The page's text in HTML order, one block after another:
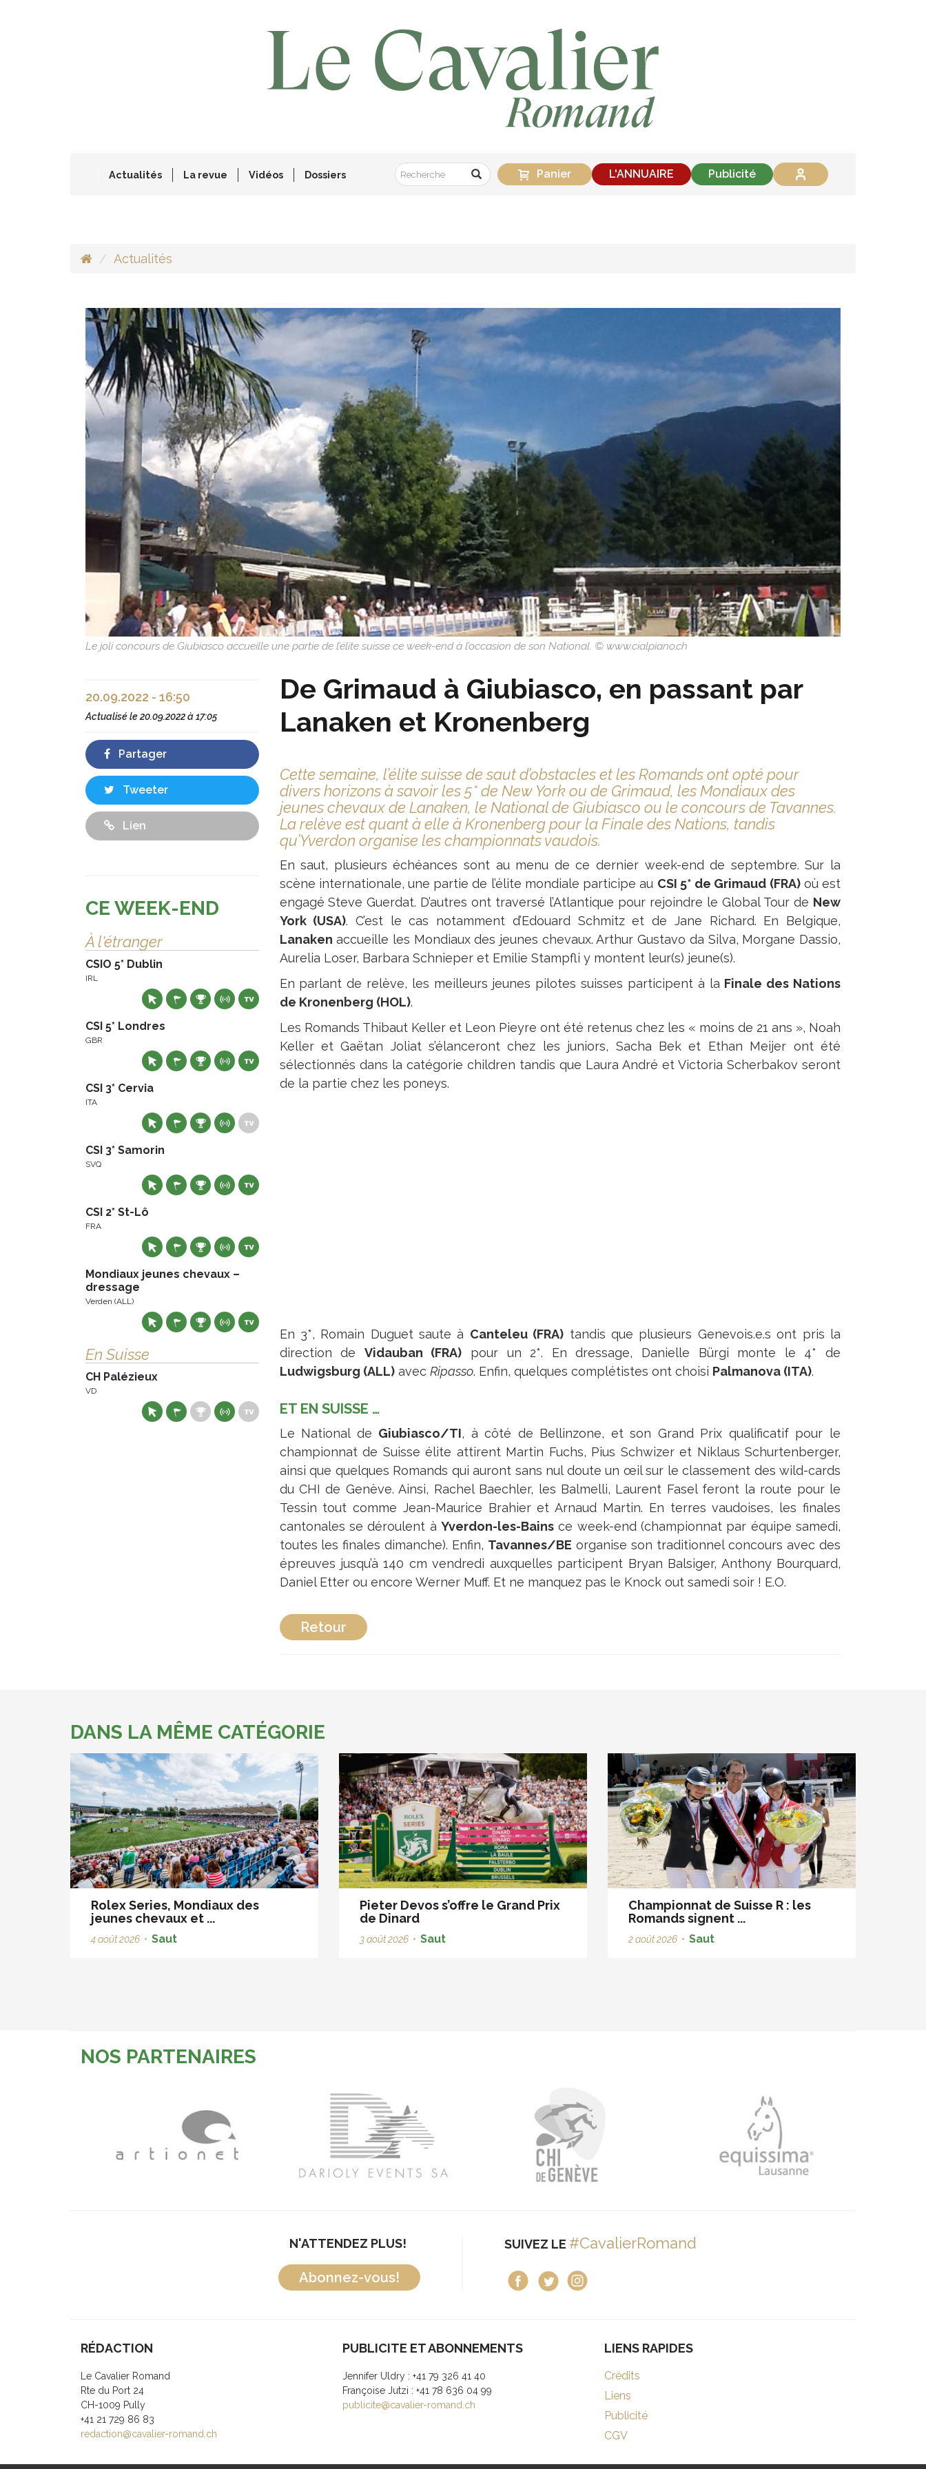
Actualités La revue Vidéos Dossiers Panier L'ANNUAIRE Publicité
Actualités
Le joli concours de Giubiasco accueille une partie de l’élite suisse ce week-end à l’occasion de son National. © www.cialpiano.ch
De Grimaud à Giubiasco, en passant par
Lanaken et Kronenberg
Cette semaine, l’élite suisse de saut d’obstacles et les Romands ont opté pour
divers horizons à savoir les 5* de New York ou de Grimaud, les Mondiaux des
jeunes chevaux de Lanaken, le National de Giubiasco ou le concours de Tavannes.
La relève est quant à elle à Kronenberg pour la Finale des Nations, tandis
qu’Yverdon organise les championnats vaudois.
En saut, plusieurs échéances sont au menu de ce dernier week-end de septembre. Sur la
scène internationale, une partie de l’élite mondiale participe au CSI 5* de Grimaud (FRA)où est
engagé Steve Guerdat. D’autres ont traversé l’Atlantique pour rejoindre le Global Tour de New
York (USA). C’est le cas notamment d’Edouard Schmitz et de Jane Richard. En Belgique,
Lanaken accueille les Mondiaux des jeunes chevaux. Arthur Gustavo da Silva, Morgane Dassio,
Aurelia Loser, Barbara Schnieper et Emilie Stampfli y montent leur(s) jeune(s).
En parlant de relève, les meilleurs jeunes pilotes suisses participent à la Finale des Nations
de Kronenberg (HOL).
Les Romands Thibaut Keller et Leon Pieyre ont été retenus chez les « moins de 21 ans », Noah
Keller et Gaëtan Joliat s’élanceront chez les juniors, Sacha Bek et Ethan Meijer ont été
sélectionnés dans la catégorie children tandis que Laura André et Victoria Scherbakov seront
de la partie chez les poneys.
En 3*, Romain Duguet saute à Canteleu (FRA) tandis que plusieurs Genevois.e.s ont pris la
direction de Vidauban (FRA) pour un 2*. En dressage, Danielle Bürgi monte le 4* de
Ludwigsburg (ALL)avec Ripasso. Enfin, quelques complétistes ont choisi Palmanova (ITA).
ET EN SUISSE …
Le National de Giubiasco/TI, à côté de Bellinzone, et son Grand Prix qualificatif pour le
championnat de Suisse élite attirent Martin Fuchs, Pius Schwizer et Niklaus Schurtenberger,
ainsi que quelques Romands qui auront sans nul doute un œil sur le classement des wild-cards
du CHI de Genève. Ainsi, Rachel Baechler, les Balmelli, Laurent Fasel feront la route pour le
Tessin tout comme Jean-Maurice Brahier et Arnaud Martin. En terres vaudoises, les finales
cantonales se déroulent à Yverdon-les-Bainsce week-end (championnat par équipe samedi,
toutes les finales dimanche). Enfin, Tavannes/BE organise son traditionnel concours avec des
épreuves jusqu’à 140 cm vendredi auxquelles participent Bryan Balsiger, Anthony Bourquard,
Daniel Etter ou encore Werner Muff. Et ne manquez pas le Knock out samedi soir ! E.O.
Retour
20.09.2022 - 16:50
Actualisé le20.09.2022 à 17:05
Partager
Tweeter
Lien
CE WEEK-END
À l'étranger
CSIO 5* Dublin
IRL
CSI 5* Londres
GBR
CSI 3* Cervia
ITA
CSI 3* Samorin
SVQ
CSI 2* St-Lô
FRA
Mondiaux jeunes chevaux –
dressage
Verden (ALL)
En Suisse
CH Palézieux
VD
DANS LA MÊME CATÉGORIE
Rolex Series, Mondiaux des
jeunes chevaux et ...
4 août 2026 • Saut
Pieter Devos s’offre le Grand Prix
de Dinard
3 août 2026 • Saut
Championnat de Suisse R : les
Romands signent ...
2 août 2026 • Saut
NOS PARTENAIRES
N'ATTENDEZ PLUS!
Abonnez-vous!
SUIVEZ LE #CavalierRomand
RÉDACTION
Le Cavalier Romand
Rte du Port 24
CH-1009 Pully
+41 21 729 86 83
redaction@cavalier-romand.ch
PUBLICITE ET ABONNEMENTS
Jennifer Uldry : +41 79 326 41 40
Françoise Jutzi : +41 78 636 04 99
publicite@cavalier-romand.ch
LIENS RAPIDES
Crédits
Liens
Publicité
CGV